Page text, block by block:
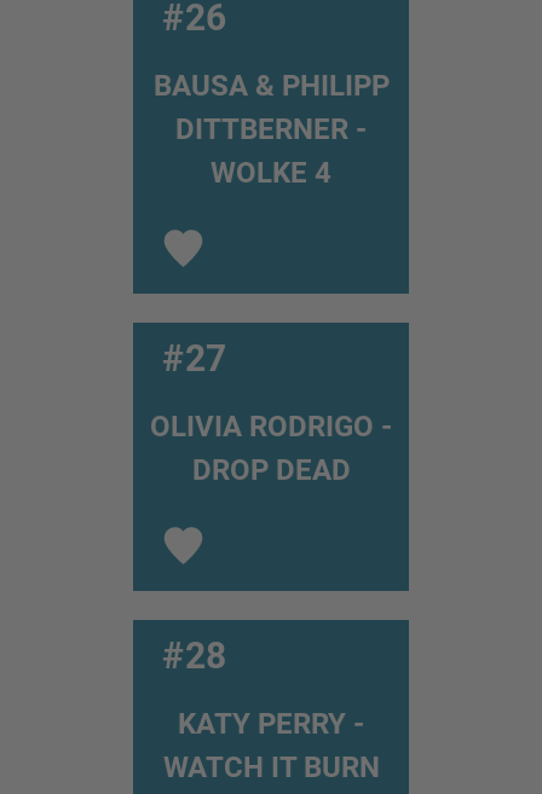
#26
BAUSA & PHILIPP
DITTBERNER -
WOLKE 4
#27
OLIVIA RODRIGO -
DROP DEAD
#28
KATY PERRY -
WATCH IT BURN